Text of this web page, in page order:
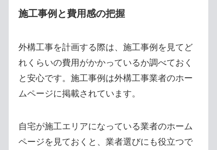
施工事例と費用感の把握
外構工事を計画する際は、施工事例を見てど
れくらいの費用がかかっているか調べておく
と安心です。施工事例は外構工事業者のホー
ムページに掲載されています。
自宅が施工エリアになっている業者のホーム
ページを見ておくと、業者選びにも役立つで